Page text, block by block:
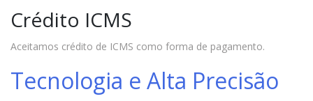
Crédito ICMS
Aceitamos crédito de ICMS como forma de pagamento.
Tecnologia e Alta Precisão